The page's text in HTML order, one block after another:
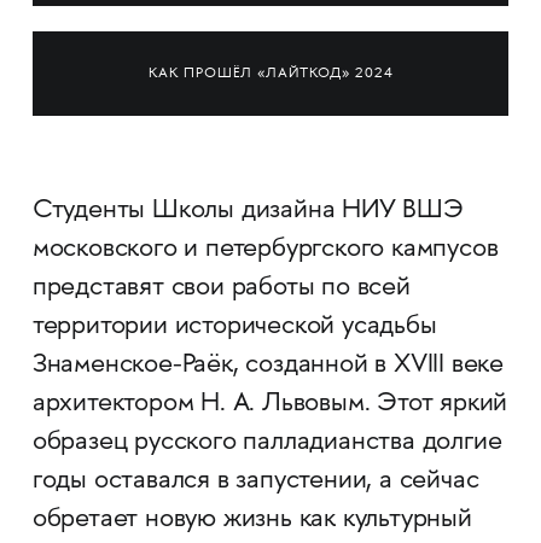
КАК ПРОШЁЛ «ЛАЙТКОД» 2024
Студенты Школы дизайна НИУ ВШЭ
московского и петербургского кампусов
представят свои работы по всей
территории исторической усадьбы
Знаменское-Раёк, созданной в XVIII веке
архитектором Н. А. Львовым. Этот яркий
образец русского палладианства долгие
годы оставался в запустении, а сейчас
обретает новую жизнь как культурный